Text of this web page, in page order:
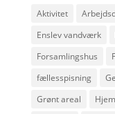
Aktivitet
Enslev vandværk
Forsamlingshus
fællesspisning
Grønt areal